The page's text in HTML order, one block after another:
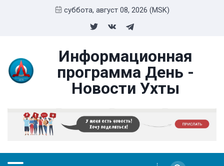
суббота, август 08, 2026 (MSK)
Информационная
программа День -
Новости Ухты